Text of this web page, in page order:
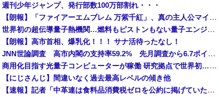
週刊少年ジャンプ、発行部数100万部割れ・・・
【朗報】「ファイアーエムブレム 万紫千紅」、真の主人公マイユニはキャラメイク可能ｗｗ
世界初の超伝導量子熱機関…燃料もピストンもない量子エンジンが回った！
【朗報】高市首相、爆乳化！！！ サナ活待ったなし！
JNN世論調査 高市内閣の支持率59.2% 先月調査から6.7ポイント下落・・・各党の支持率、自民30.9%、国民3.0%、維新2.9%、参政2...
商用化目指す光量子コンピューターが稼働 研究拠点で世界初…産総研など！
【にじさんじ】間違いなく過去最高レベルの傾き他
【速報】記者「中革連は食料品消費税ゼロを公約に掲げていたが？」→階猛氏「そ、それは財源確保という条件付き」